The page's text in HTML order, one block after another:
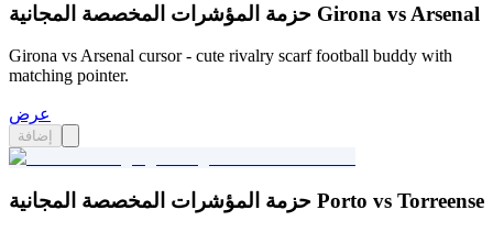
حزمة المؤشرات المخصصة المجانية Girona vs Arsenal
Girona vs Arsenal cursor - cute rivalry scarf football buddy with
matching pointer.
عرض
إضافة
حزمة المؤشرات المخصصة المجانية Porto vs Torreense